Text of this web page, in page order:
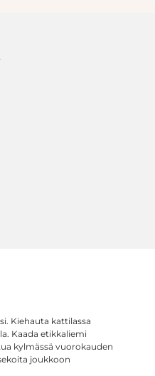
Kiehauta kattilassa
Kaada etikkaliemi
kylmässä vuorokauden
joukkoon